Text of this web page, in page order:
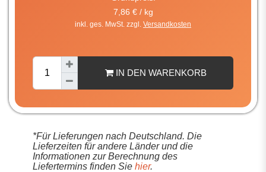
7,86 € / kg
inkl. ges. MwSt. zzgl. Versandkosten
IN DEN WARENKORB
*Für Lieferungen nach Deutschland. Die
Lieferzeiten für andere Länder und die
Informationen zur Berechnung des
Liefertermins finden Sie hier.